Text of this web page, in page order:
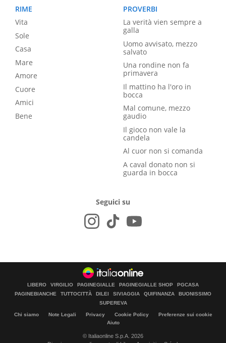
RIME
Vita
Sole
Casa
Mare
Amore
Cuore
Amici
Bene
PROVERBI
La verità vien sempre a
galla
Uomo avvisato, mezzo
salvato
Una rondine non fa
primavera
Il mattino ha l'oro in
bocca
Mal comune, mezzo
gaudio
Il gioco non vale la
candela
Al cuor non si comanda
A caval donato non si
guarda in bocca
Seguici su
LIBERO VIRGILIO PAGINEGIALLE PAGINEGIALLE SHOP
PGCASA
PAGINEBIANCHE
TUTTOCITTÀ DILEI SIVIAGGIA QUIFINANZA
BUONISSIMO
SUPEREVA
Chi siamo Note Legali Privacy Cookie Policy
Preferenze sui cookie
Aiuto
© Italiaonline S.p.A. 2026